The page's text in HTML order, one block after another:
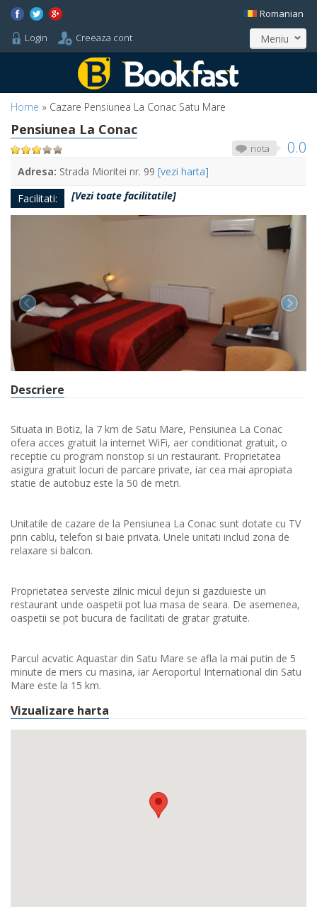
Login Creeaza cont
Romanian
Meniu
Home » Cazare Pensiunea La Conac Satu Mare
Pensiunea La Conac
nota 0.0
Adresa: Strada Mioritei nr. 99 [vezi harta]
Facilitati:
[Vezi toate facilitatile]
Descriere
Situata in Botiz, la 7 km de Satu Mare, Pensiunea La Conac
ofera acces gratuit la internet WiFi, aer conditionat gratuit, o
receptie cu program nonstop si un restaurant. Proprietatea
asigura gratuit locuri de parcare private, iar cea mai apropiata
statie de autobuz este la 50 de metri.
Unitatile de cazare de la Pensiunea La Conac sunt dotate cu TV
prin cablu, telefon si baie privata. Unele unitati includ zona de
relaxare si balcon.
Proprietatea serveste zilnic micul dejun si gazduieste un
restaurant unde oaspetii pot lua masa de seara. De asemenea,
oaspetii se pot bucura de facilitati de gratar gratuite.
Parcul acvatic Aquastar din Satu Mare se afla la mai putin de 5
minute de mers cu masina, iar Aeroportul International din Satu
Mare este la 15 km.
Vizualizare harta